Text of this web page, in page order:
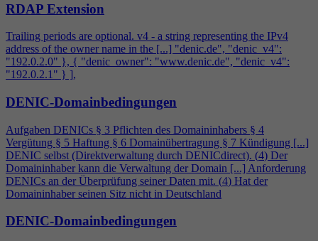
RDAP Extension
Trailing periods are optional. v4 - a string representing the IPv4
address of the owner name in the [...] "denic.de", "denic_v4":
"192.0.2.0" }, { "denic_owner": "www.denic.de", "denic_v4":
"192.0.2.1" } ],
DENIC-Domainbedingungen
Aufgaben DENICs § 3 Pflichten des Domaininhabers § 4
Vergütung § 5 Haftung § 6 Domainübertragung § 7 Kündigung [...]
DENIC selbst (Direktverwaltung durch DENICdirect). (4) Der
Domaininhaber kann die Verwaltung der Domain [...] Anforderung
DENICs an der Überprüfung seiner Daten mit. (4) Hat der
Domaininhaber seinen Sitz nicht in Deutschland
DENIC-Domainbedingungen